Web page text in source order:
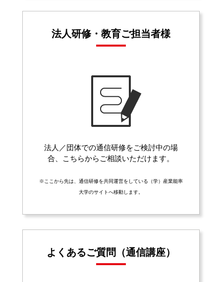
法人研修・教育ご担当者様
法人／団体での通信研修をご検討中の場
合、こちらからご相談いただけます。
※ここから先は、通信研修を共同運営をしている（学）産業能率
大学のサイトへ移動します。
よくあるご質問（通信講座）